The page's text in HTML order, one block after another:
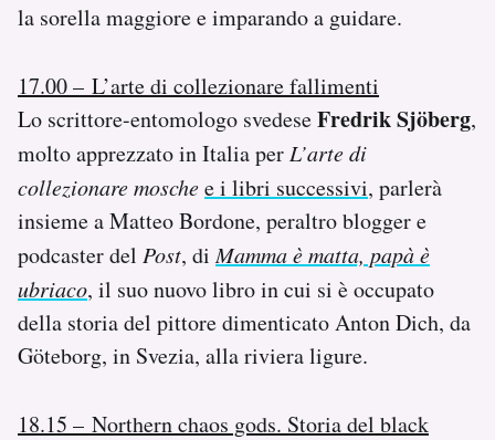
la sorella maggiore e imparando a guidare.
17.00 – L’arte di collezionare fallimenti
Lo scrittore-entomologo svedeseFredrik Sjöberg,
molto apprezzato in Italia per L’arte di
collezionare moschee i libri successivi, parlerà
insieme a Matteo Bordone, peraltro blogger e
podcaster del Post, diMamma è matta, papà è
ubriaco, il suo nuovo libro in cui si è occupato
della storia del pittore dimenticato Anton Dich, da
Göteborg, in Svezia, alla riviera ligure.
18.15 – Northern chaos gods. Storia del black